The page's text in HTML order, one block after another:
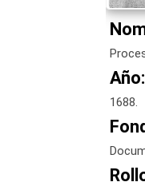
Año:
1688.